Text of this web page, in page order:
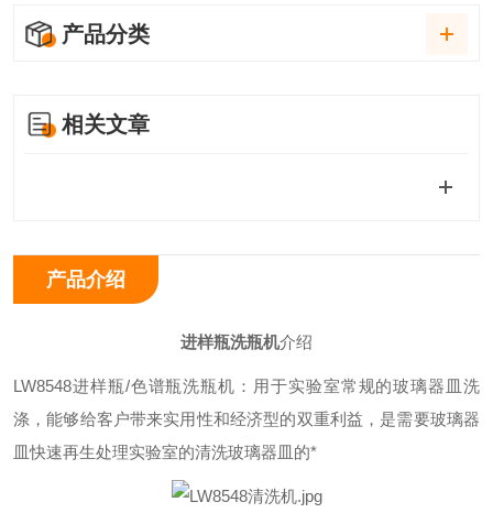
产品分类
相关文章
产品介绍
进样瓶洗瓶机介绍
LW8548进样瓶/色谱瓶洗瓶机： 用于实验室常规的玻璃器皿洗
涤，能够给客户带来实用性和经济型的双重利益，是需要玻璃器
皿快速再生处理实验室的清洗玻璃器皿的*